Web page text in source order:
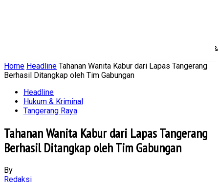
Politik
Home Headline Tahanan Wanita Kabur dari Lapas Tangerang
Berhasil Ditangkap oleh Tim Gabungan
Headline
Hukum & Kriminal
Tangerang Raya
Tahanan Wanita Kabur dari Lapas Tangerang
Berhasil Ditangkap oleh Tim Gabungan
By
Redaksi